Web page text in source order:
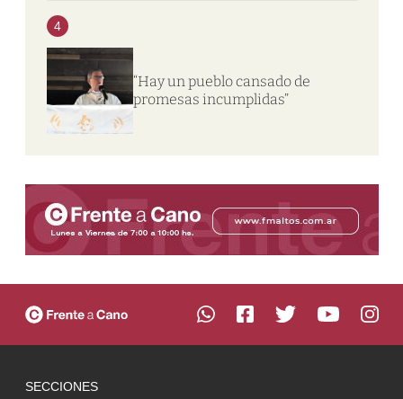
4
“Hay un pueblo cansado de
promesas incumplidas”
SECCIONES